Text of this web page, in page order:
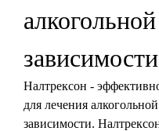
алкогольной
зависимости
Налтрексон -
для лечения алкогольной
зависимости.